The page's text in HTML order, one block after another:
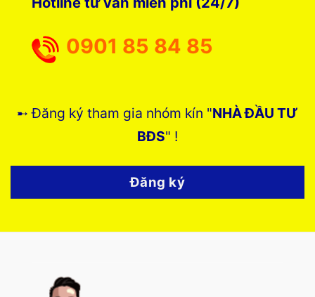
0901 85 84 85
➸ Đăng ký tham gia nhóm kín "NHÀ ĐẦU TƯ
BĐS" !
Đăng ký